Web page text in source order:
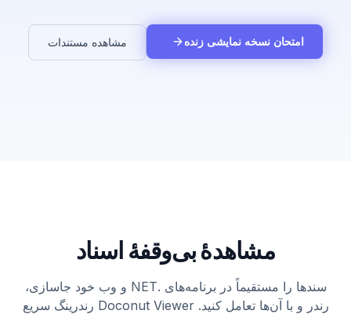
امتحان نسخه نمایشی زنده مشاهده مستندات
مشاهدهٔ بی‌وقفهٔ اسناد
سندها را مستقیماً در برنامه‌های .NET و وب خود جاسازی،
رندر و با آن‌ها تعامل کنید. Doconut Viewer رندرینگ سریع